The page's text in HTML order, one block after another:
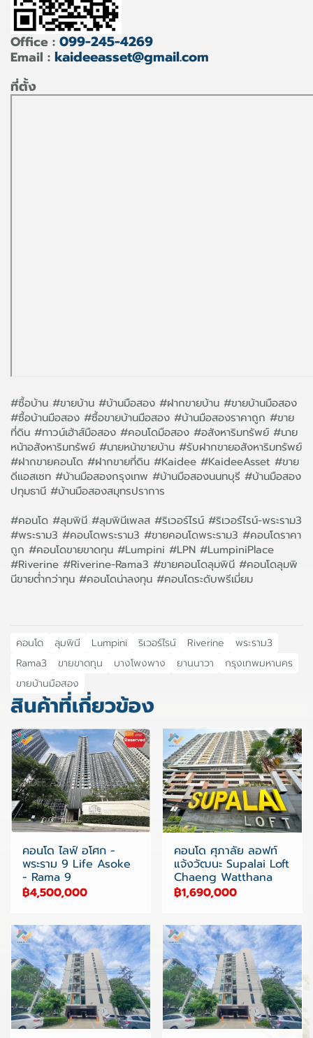
Office : 099-245-4269
Email : kaideeasset@gmail.com
ที่ตั้ง
#ซื้อบ้าน #ขายบ้าน #บ้านมือสอง #ฝากขายบ้าน #ขายบ้านมือสอง
#ซื้อบ้านมือสอง #ซื้อขายบ้านมือสอง #บ้านมือสองราคาถูก #ขาย
ที่ดิน #ทาวน์เฮ้าส์มือสอง #คอนโดมือสอง #อสังหาริมทรัพย์ #นาย
หน้าอสังหาริมทรัพย์ #นายหน้าขายบ้าน #รับฝากขายอสังหาริมทรัพย์
#ฝากขายคอนโด #ฝากขายที่ดิน #Kaidee #KaideeAsset #ขาย
ดีแอสเซท #บ้านมือสองกรุงเทพ #บ้านมือสองนนทบุรี #บ้านมือสอง
ปทุมธานี #บ้านมือสองสมุทรปราการ
#คอนโด #ลุมพินี #ลุมพินีเพลส #ริเวอร์ไรน์ #ริเวอร์ไรน์-พระราม3
#พระราม3 #คอนโดพระราม3 #ขายคอนโดพระราม3 #คอนโดราคา
ถูก #คอนโดขายขาดทุน #Lumpini #LPN #LumpiniPlace
#Riverine #Riverine-Rama3 #ขายคอนโดลุมพินี #คอนโดลุมพิ
นีขายต่ำกว่าทุน #คอนโดน่าลงทุน #คอนโดระดับพรีเมี่ยม
คอนโด ลุมพินี Lumpini ริเวอร์ไรน์ Riverine
พระราม3
Rama3
ขายขาดทุน บางโพงพาง ยานนาวา
กรุงเทพมหานคร
ขายบ้านมือสอง
สินค้าที่เกี่ยวข้อง
คอนโด ไลฟ์ อโศก -
พระราม 9 Life Asoke
- Rama 9
฿4,500,000
คอนโด ศุภาลัย ลอฟท์
แจ้งวัฒนะ Supalai Loft
Chaeng Watthana
฿1,690,000